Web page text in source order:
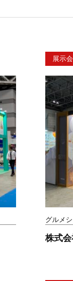
展示会
グルメ
株式